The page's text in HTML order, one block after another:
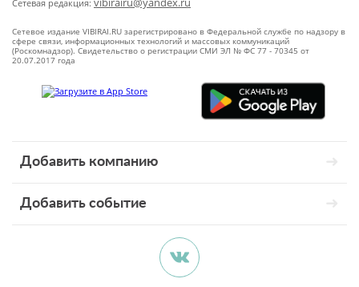
Сетевая редакция:
Сетевое издание VIBIRAI.RU зарегистрировано в Федеральной службе по надзору в
сфере связи, информационных технологий и массовых коммуникаций
(Роскомнадзор). Свидетельство о регистрации СМИ ЭЛ № ФС 77 - 70345 от
20.07.2017 года
Добавить компанию
Добавить событие